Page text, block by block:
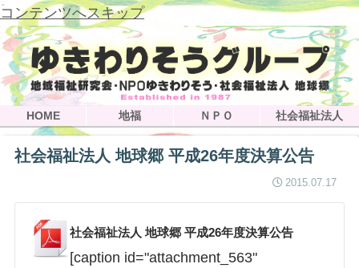
コンテンツへスキップ
HOME 地福 ＮＰＯ 社会福祉法人
社会福祉法人 地球郷 平成26年度決算公告
2015.07.17
社会福祉法人 地球郷 平成26年度決算公告
[caption id="attachment_563"